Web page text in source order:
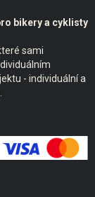
bikery a cyklisty
sami
- individuální a